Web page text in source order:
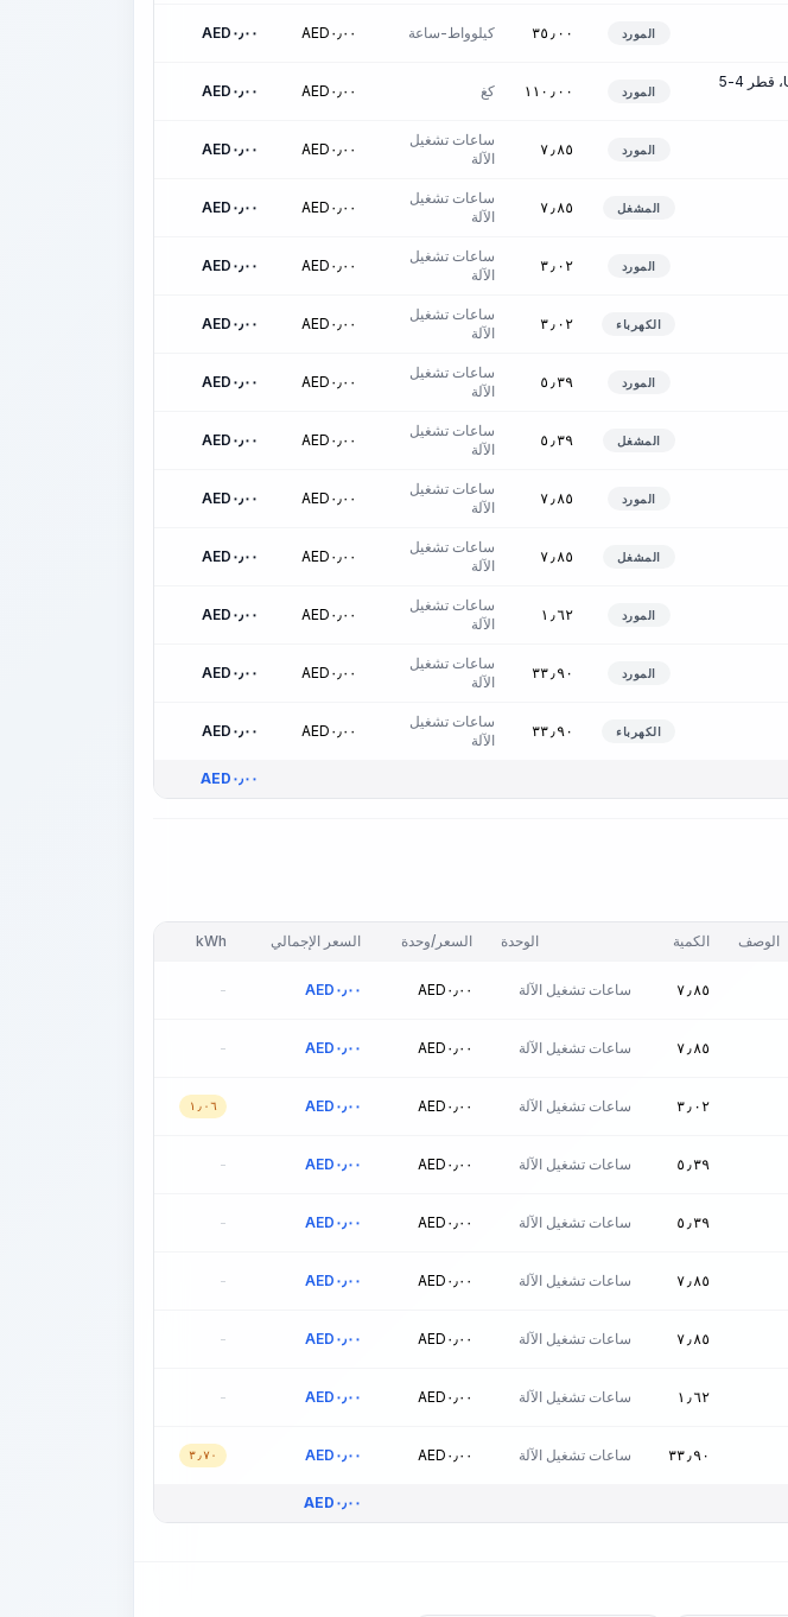
المورد ٣٥٫٠٠ كيلوواط-ساعة AED ٠٫٠٠ AED ٠٫٠٠
أقطاب لحام للصلب منخفض السبائك والكربوني UONI 13/55، E50A، قطر 4-5
المورد ١١٠٫٠٠ كغ AED ٠٫٠٠ AED ٠٫٠٠
المورد ٧٫٨٥
ساعات تشغيل
الآلة
AED ٠٫٠٠ AED ٠٫٠٠
المشغل ٧٫٨٥
ساعات تشغيل
الآلة
AED ٠٫٠٠ AED ٠٫٠٠
المورد ٣٫٠٢
ساعات تشغيل
الآلة
AED ٠٫٠٠ AED ٠٫٠٠
الكهرباء ٣٫٠٢
ساعات تشغيل
الآلة
AED ٠٫٠٠ AED ٠٫٠٠
المورد ٥٫٣٩
ساعات تشغيل
الآلة
AED ٠٫٠٠ AED ٠٫٠٠
المشغل ٥٫٣٩
ساعات تشغيل
الآلة
AED ٠٫٠٠ AED ٠٫٠٠
المورد ٧٫٨٥
ساعات تشغيل
الآلة
AED ٠٫٠٠ AED ٠٫٠٠
المشغل ٧٫٨٥
ساعات تشغيل
الآلة
AED ٠٫٠٠ AED ٠٫٠٠
المورد ١٫٦٢
ساعات تشغيل
الآلة
AED ٠٫٠٠ AED ٠٫٠٠
المورد ٣٣٫٩٠
ساعات تشغيل
الآلة
AED ٠٫٠٠ AED ٠٫٠٠
الكهرباء ٣٣٫٩٠
ساعات تشغيل
الآلة
AED ٠٫٠٠ AED ٠٫٠٠
AED ٠٫٠٠
الوصف الكمية الوحدة السعر/وحدة السعر الإجمالي kWh
٧٫٨٥ ساعات تشغيل الآلة AED ٠٫٠٠ AED ٠٫٠٠ -
٧٫٨٥ ساعات تشغيل الآلة AED ٠٫٠٠ AED ٠٫٠٠ -
٣٫٠٢ ساعات تشغيل الآلة AED ٠٫٠٠ AED ٠٫٠٠ ١٫٠٦
٥٫٣٩ ساعات تشغيل الآلة AED ٠٫٠٠ AED ٠٫٠٠ -
٥٫٣٩ ساعات تشغيل الآلة AED ٠٫٠٠ AED ٠٫٠٠ -
٧٫٨٥ ساعات تشغيل الآلة AED ٠٫٠٠ AED ٠٫٠٠ -
٧٫٨٥ ساعات تشغيل الآلة AED ٠٫٠٠ AED ٠٫٠٠ -
١٫٦٢ ساعات تشغيل الآلة AED ٠٫٠٠ AED ٠٫٠٠ -
٣٣٫٩٠ ساعات تشغيل الآلة AED ٠٫٠٠ AED ٠٫٠٠ ٣٫٧٠
AED ٠٫٠٠